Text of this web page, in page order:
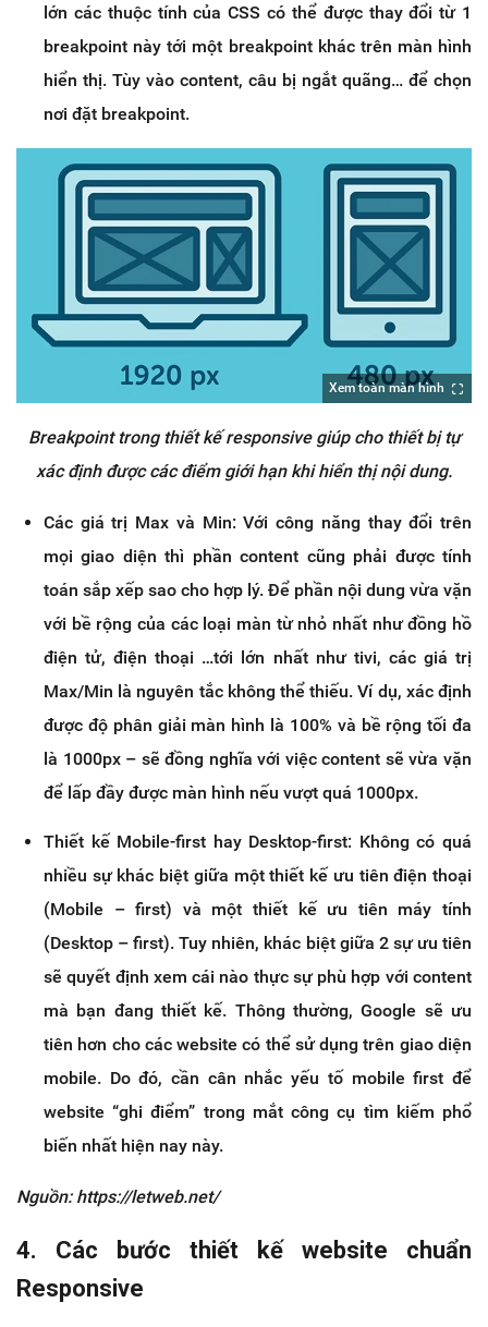
lớn các thuộc tính của CSS có thể được thay đổi từ 1
breakpoint này tới một breakpoint khác trên màn hình
hiển thị. Tùy vào content, câu bị ngắt quãng… để chọn
nơi đặt breakpoint.
Xem toàn màn hình
Breakpoint trong thiết kế responsive giúp cho thiết bị tự
xác định được các điểm giới hạn khi hiển thị nội dung.
Các giá trị Max và Min: Với công năng thay đổi trên
mọi giao diện thì phần content cũng phải được tính
toán sắp xếp sao cho hợp lý. Để phần nội dung vừa vặn
với bề rộng của các loại màn từ nhỏ nhất như đồng hồ
điện tử, điện thoại …tới lớn nhất như tivi, các giá trị
Max/Min là nguyên tắc không thể thiếu. Ví dụ, xác định
được độ phân giải màn hình là 100% và bề rộng tối đa
là 1000px – sẽ đồng nghĩa với việc content sẽ vừa vặn
để lấp đầy được màn hình nếu vượt quá 1000px.
Thiết kế Mobile-first hay Desktop-first: Không có quá
nhiều sự khác biệt giữa một thiết kế ưu tiên điện thoại
(Mobile – first) và một thiết kế ưu tiên máy tính
(Desktop – first). Tuy nhiên, khác biệt giữa 2 sự ưu tiên
sẽ quyết định xem cái nào thực sự phù hợp với content
mà bạn đang thiết kế. Thông thường, Google sẽ ưu
tiên hơn cho các website có thể sử dụng trên giao diện
mobile. Do đó, cần cân nhắc yếu tố mobile first để
website “ghi điểm” trong mắt công cụ tìm kiếm phổ
biến nhất hiện nay này.
Nguồn: https://letweb.net/
4. Các bước thiết kế website chuẩn
Responsive